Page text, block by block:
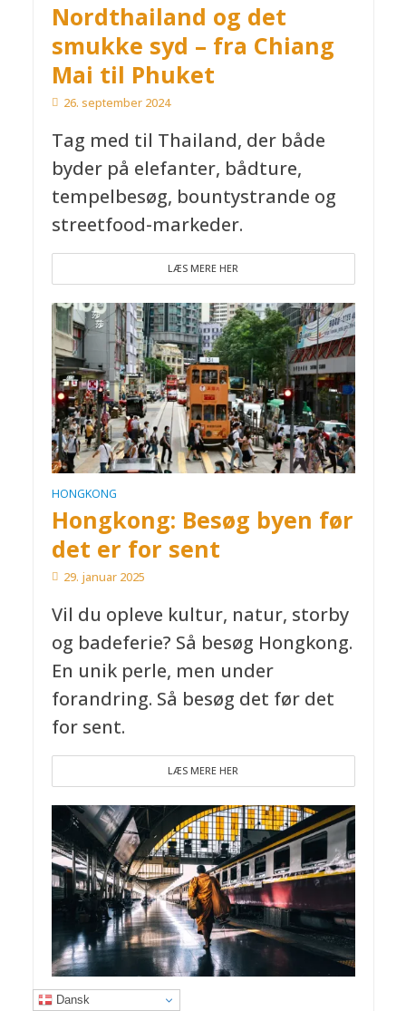
Nordthailand og det
smukke syd – fra Chiang
Mai til Phuket
26. september 2024
Tag med til Thailand, der både
byder på elefanter, bådture,
tempelbesøg, bountystrande og
streetfood-markeder.
LÆS MERE HER
HONGKONG
Hongkong: Besøg byen før
det er for sent
29. januar 2025
Vil du opleve kultur, natur, storby
og badeferie? Så besøg Hongkong.
En unik perle, men under
forandring. Så besøg det før det
for sent.
LÆS MERE HER
THAILAND
Dansk